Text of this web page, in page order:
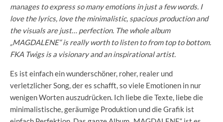
manages to express so many emotions in just a few words. I
love the lyrics, love the minimalistic, spacious production and
the visuals are just… perfection. The whole album
„MAGDALENE“ is really worth to listen to from top to bottom.
FKA Twigs is a visionary and an inspirational artist.
Es ist einfach ein wunderschöner, roher, realer und
verletzlicher Song, der es schafft, so viele Emotionen in nur
wenigen Worten auszudrücken. Ich liebe die Texte, liebe die
minimalistische, geräumige Produktion und die Grafik ist